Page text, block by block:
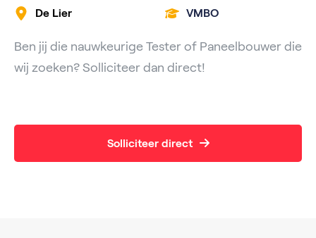
De Lier VMBO
Ben jij die nauwkeurige Tester of Paneelbouwer die
wij zoeken? Solliciteer dan direct!
Solliciteer direct